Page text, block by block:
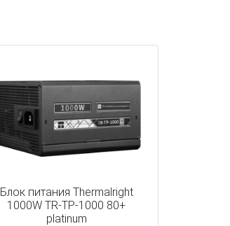
Блок питания Thermalright
1000W TR-TP-1000 80+
platinum